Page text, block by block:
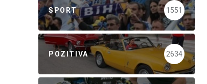
SPORT 1551
POZITIVA 2634